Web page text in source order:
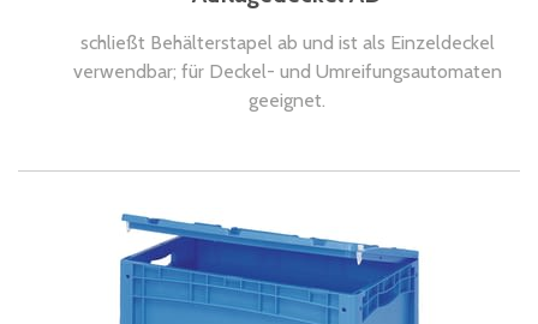
schließt Behälterstapel ab und ist als Einzeldeckel
verwendbar; für Deckel- und Umreifungsautomaten
geeignet.